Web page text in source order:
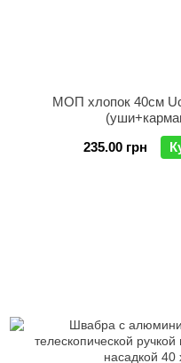
МОП хлопок 40см
235.00 грн